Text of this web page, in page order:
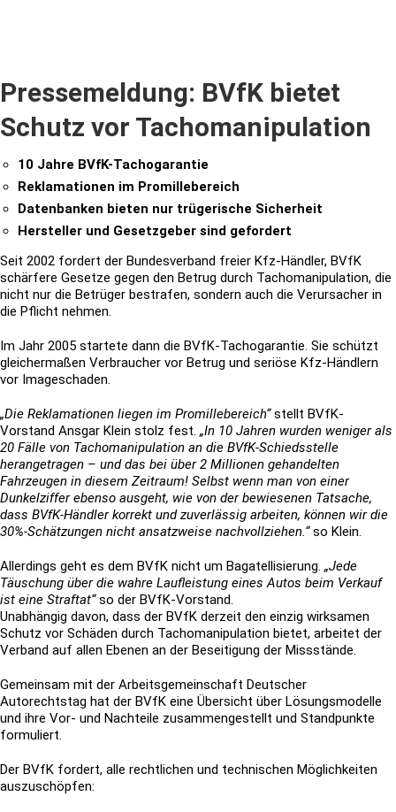
Pressemeldung: BVfK bietet
Schutz vor Tachomanipulation
10 Jahre BVfK-Tachogarantie
Reklamationen im Promillebereich
Datenbanken bieten nur trügerische Sicherheit
Hersteller und Gesetzgeber sind gefordert
Seit 2002 fordert der Bundesverband freier Kfz-Händler, BVfK
schärfere Gesetze gegen den Betrug durch Tachomanipulation, die
nicht nur die Betrüger bestrafen, sondern auch die Verursacher in
die Pflicht nehmen.
Im Jahr 2005 startete dann die BVfK-Tachogarantie. Sie schützt
gleichermaßen Verbraucher vor Betrug und seriöse Kfz-Händlern
vor Imageschaden.
„Die Reklamationen liegen im Promillebereich“stellt BVfK-
Vorstand Ansgar Klein stolz fest. „In 10 Jahren wurden weniger als
20 Fälle von Tachomanipulation an die BVfK-Schiedsstelle
herangetragen – und das bei über 2 Millionen gehandelten
Fahrzeugen in diesem Zeitraum! Selbst wenn man von einer
Dunkelziffer ebenso ausgeht, wie von der bewiesenen Tatsache,
dass BVfK-Händler korrekt und zuverlässig arbeiten, können wir die
30%-Schätzungen nicht ansatzweise nachvollziehen.“so Klein.
Allerdings geht es dem BVfK nicht um Bagatellisierung. „Jede
Täuschung über die wahre Laufleistung eines Autos beim Verkauf
ist eine Straftat“so der BVfK-Vorstand.
Unabhängig davon, dass der BVfK derzeit den einzig wirksamen
Schutz vor Schäden durch Tachomanipulation bietet, arbeitet der
Verband auf allen Ebenen an der Beseitigung der Missstände.
Gemeinsam mit der Arbeitsgemeinschaft Deutscher
Autorechtstag hat der BVfK eine Übersicht über Lösungsmodelle
und ihre Vor- und Nachteile zusammengestellt und Standpunkte
formuliert.
Der BVfK fordert, alle rechtlichen und technischen Möglichkeiten
auszuschöpfen: